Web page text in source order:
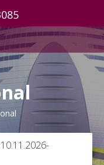
10.11.2026-